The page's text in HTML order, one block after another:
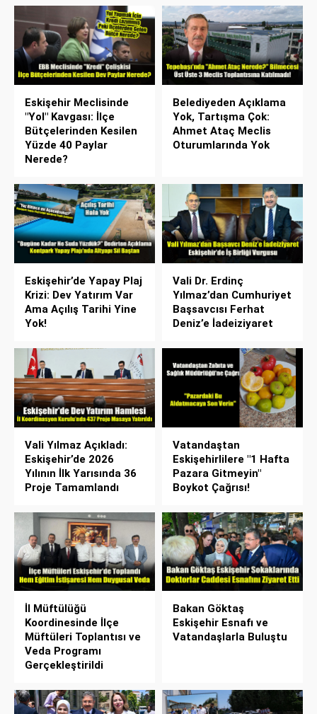
Eskişehir Meclisinde
"Yol" Kavgası: İlçe
Bütçelerinden Kesilen
Yüzde 40 Paylar
Nerede?
Belediyeden Açıklama
Yok, Tartışma Çok:
Ahmet Ataç Meclis
Oturumlarında Yok
Eskişehir’de Yapay Plaj
Krizi: Dev Yatırım Var
Ama Açılış Tarihi Yine
Yok!
Vali Dr. Erdinç
Yılmaz’dan Cumhuriyet
Başsavcısı Ferhat
Deniz’e İadeiziyaret
Vali Yılmaz Açıkladı:
Eskişehir’de 2026
Yılının İlk Yarısında 36
Proje Tamamlandı
Vatandaştan
Eskişehirlilere "1 Hafta
Pazara Gitmeyin"
Boykot Çağrısı!
İl Müftülüğü
Koordinesinde İlçe
Müftüleri Toplantısı ve
Veda Programı
Gerçekleştirildi
Bakan Göktaş
Eskişehir Esnafı ve
Vatandaşlarla Buluştu